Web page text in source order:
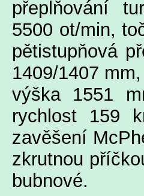
přeplňování
5500 ot/min,
pětistupňová
1409/1407
výška 1551
rychlost 159
zavěšení
zkrutnou
bubnové.